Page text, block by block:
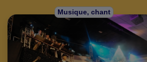
Musique, chant